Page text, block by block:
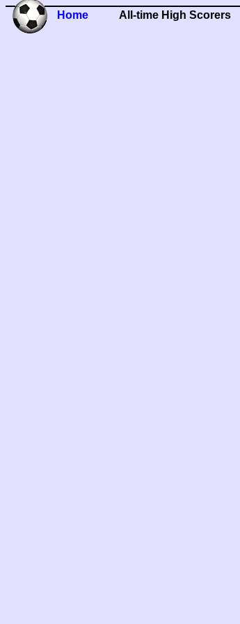
Home All-time High Scorers